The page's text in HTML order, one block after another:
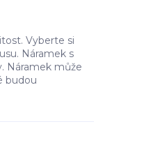
Vyberte si
Náramek s
Náramek může
budou